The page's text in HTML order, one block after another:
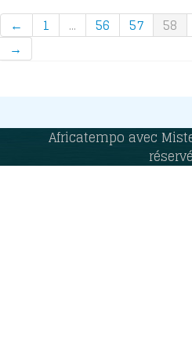
← 1 ... 56 57 58
→
Africatempo avec